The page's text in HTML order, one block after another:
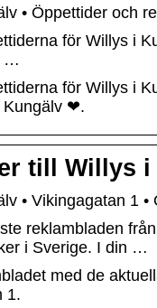
• Öppettider och
för Willys i
…
för Willys i
Kungälv ❤.
till Willys i
• Vikingagatan 1
reklambladen
i Sverige. I din …
med de
1.